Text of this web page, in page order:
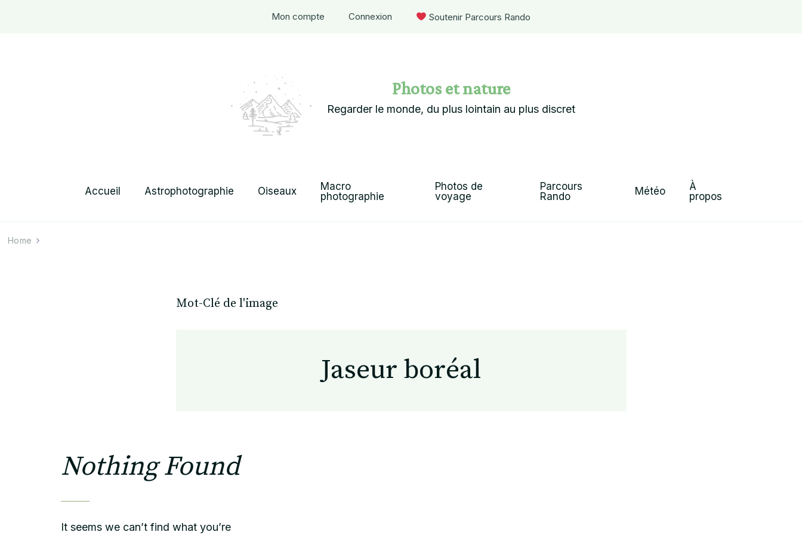
Mon compte Connexion Soutenir Parcours Rando
Photos et nature
Regarder le monde, du plus lointain au plus discret
Accueil Astrophotographie Oiseaux
Macro
photographie
Photos de
voyage
Parcours
Rando
Météo
À
propos
Home
Mot-Clé de l'image
Jaseur boréal
Nothing Found
It seems we can’t find what you’re